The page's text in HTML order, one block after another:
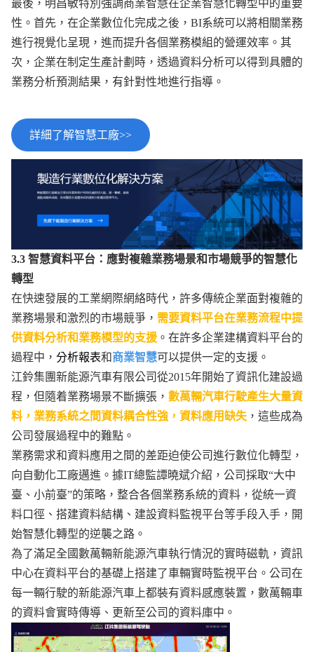
最後，明昌敏特別強調商業智慧在企業智慧化轉型中的重要
性。首先，在企業數位化完成之後，BI系統可以將相關業務
進行視覺化呈現，進而提升各個業務模組的營運效率。其
次，企業在制定生產計劃時，透過資料分析可以得到具體的
業務分析預測結果，有針對性地進行指導。
詳細了解智慧工廠>>
3.3 智慧資料平台：應對複雜業務場景和市場競爭的智慧化
轉型
在快速發展的工業網際網絡時代，許多傳統企業面對複雜的
業務場景和激烈的市場競爭， 需要資料平台在業務流程中提
供資料分析和業務模型的支援 。在許多企業建構資料平台的
過程中， 分析報表和商業智慧可以提供一定的支援。
江鈴集團新能源汽車有限公司從2015年開始了資訊化建設過
程，但隨着業務場景不斷擴張， 數萬輛汽車行駛產生大量資
料，業務系統之間資料耦合性強，資料應用缺失 ，這些成為
公司發展過程中的難點。
業務需求和資料應用之間的差距迫使公司進行數位化轉型，
向自動化工廠邁進。據IT總監譚曉斌介紹，公司採取“大中
臺、小前臺”的策略，整合各個業務系統的資料，從統一資
料口徑、搭建資料結構、建設資料監視平台等手段入手，開
始智慧化轉型的逆襲之路。
為了滿足全國數萬輛新能源汽車執行情況的實時磁軌，資訊
中心在資料平台的基礎上搭建了車輛實時監視平台。公司在
每一輛行駛的新能源汽車上都裝有資料感應裝置，數萬輛車
的資料會實時傳導、更新至公司的資料庫中。